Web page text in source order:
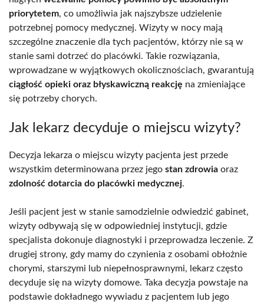
priorytetem, co umożliwia jak najszybsze udzielenie
potrzebnej pomocy medycznej. Wizyty w nocy mają
szczególne znaczenie dla tych pacjentów, którzy nie są w
stanie sami dotrzeć do placówki. Takie rozwiązania,
wprowadzane w wyjątkowych okolicznościach, gwarantują
ciągłość opieki oraz błyskawiczną reakcję na zmieniające
się potrzeby chorych.
Jak lekarz decyduje o miejscu wizyty?
Decyzja lekarza o miejscu wizyty pacjenta jest przede
wszystkim determinowana przez jego stan zdrowia oraz
zdolność dotarcia do placówki medycznej.
Jeśli pacjent jest w stanie samodzielnie odwiedzić gabinet,
wizyty odbywają się w odpowiedniej instytucji, gdzie
specjalista dokonuje diagnostyki i przeprowadza leczenie. Z
drugiej strony, gdy mamy do czynienia z osobami obłożnie
chorymi, starszymi lub niepełnosprawnymi, lekarz często
decyduje się na wizyty domowe. Taka decyzja powstaje na
podstawie dokładnego wywiadu z pacjentem lub jego